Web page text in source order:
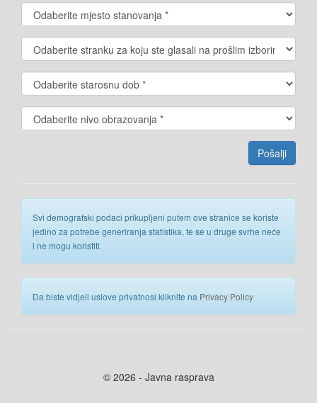
Svi demografski podaci prikupljeni putem ove stranice se koriste
jedino za potrebe generiranja statistika, te se u druge svrhe neće
i ne mogu koristiti.
Da biste vidjeli uslove privatnosi kliknite na Privacy Policy
© 2026 - Javna rasprava